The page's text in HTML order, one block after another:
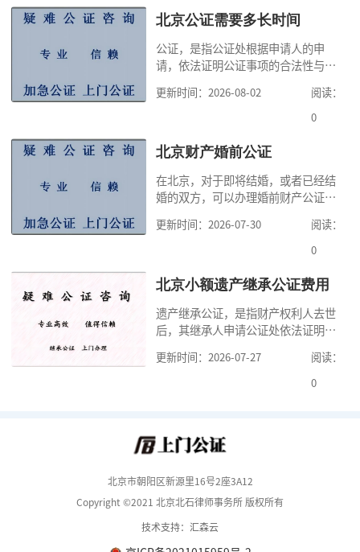
北京公证需要多长时间
公证，是指公证处根据申请人的申
请，依法证明公证事项的合法性与真
高公证事项的效力，固定证据，但是
很多人不知道在北京办理公证需要多
家，办理公证的时候除了需要按照公
道北京公证需要什么材料,北京公证需
要多少钱？北京公
更新时间：2026-08-02
阅读：
0
北京财产婚前公证
在北京，对于即将结婚，或者已经结
婚的双方，可以办理婚前财产公证，
式，可以避免个人财产引发的纠纷，
但是，在北京办理婚前财产公证，除
料外，公证咨询告诉大家，我们有必
京婚前财产公证机构？了解这些不仅
有利于我们根
更新时间：2026-07-30
阅读：
0
北京小额遗产继承公证费用
遗产继承公证，是指财产权利人去世
后，其继承人申请公证处依法证明继
的证明活动。通过公证，继承人可以
拿着享有继承权的公证书办理遗产过
费。我们在办理继承公证的时候，需
更新时间：2026-07-27
阅读：
0
北京市朝阳区新源里16号2座3A12
Copyright ©2021 北京北石律师事务所 版权所有
技术支持：汇森云